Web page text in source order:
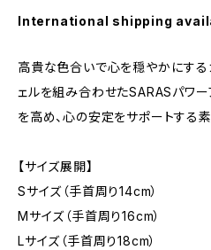
International shipping
高貴な色合いで心を穏やかにする
ェルを組み合わせたSARASパワー
を高め、心の安定をサポートする
【サイズ展開】
Sサイズ（手首周り14cm）
Mサイズ（手首周り16cm）
Lサイズ（手首周り18cm）